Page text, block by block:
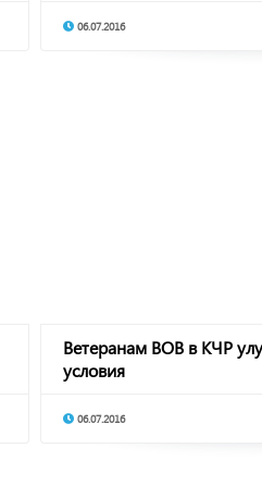
06.07.2016
Ветеранам ВОВ в КЧР
условия
06.07.2016